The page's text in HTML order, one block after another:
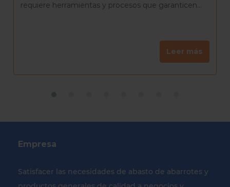
amigos para celebrar el día de Reyes, una...
Leer más
Empresa
Satisfacer las necesidades de abasto de abarrotes y